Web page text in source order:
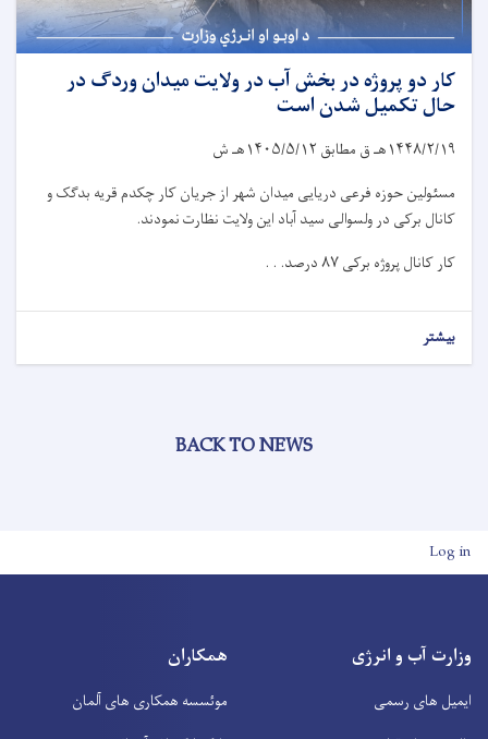
کار دو پروژه در بخش آب در ولایت میدان وردگ در
حال تکمیل شدن است
۱۴۴۸/۲/۱۹هـ ق مطابق ۱۴۰۵/۵/۱۲هـ ش
مسئولین حوزه فرعی دریایی میدان شهر از جریان کار چکدم قریه بدگک و
کانال برکی در ولسوالی سید آباد این ولایت نظارت نمودند.
کار کانال پروژه برکی۸۷درصد. . .
بیشتر
BACK TO NEWS
User account menu
Log in
وزارت آب و انرژی
ایمیل های رسمی
همکاران
موئسسه همکاری های آلمان